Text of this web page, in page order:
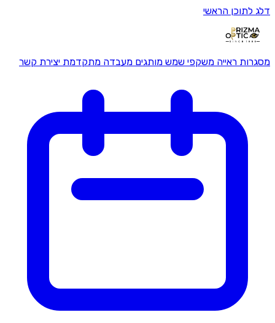
דלג לתוכן הראשי
מסגרות ראייה משקפי שמש מותגים מעבדה מתקדמת יצירת קשר